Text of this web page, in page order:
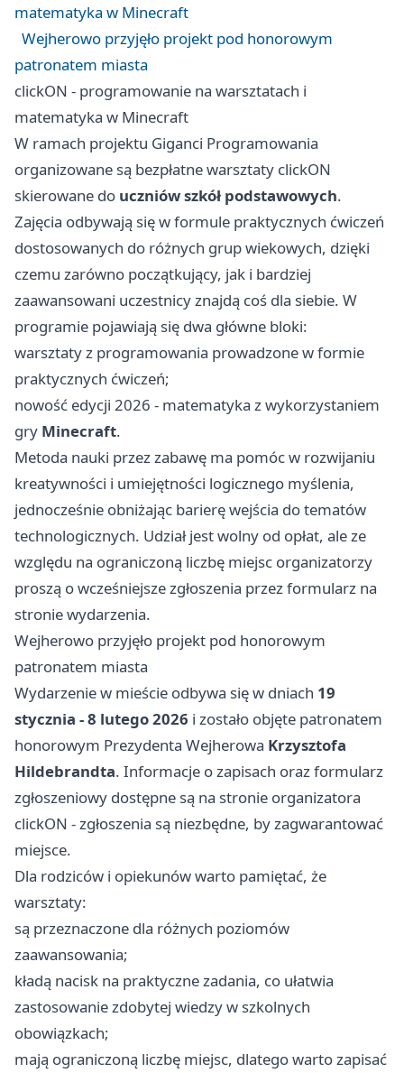
matematyka w Minecraft
Wejherowo przyjęło projekt pod honorowym
patronatem miasta
clickON - programowanie na warsztatach i
matematyka w Minecraft
W ramach projektu Giganci Programowania
organizowane są bezpłatne warsztaty clickON
skierowane do uczniów szkół podstawowych.
Zajęcia odbywają się w formule praktycznych ćwiczeń
dostosowanych do różnych grup wiekowych, dzięki
czemu zarówno początkujący, jak i bardziej
zaawansowani uczestnicy znajdą coś dla siebie. W
programie pojawiają się dwa główne bloki:
warsztaty z programowania prowadzone w formie
praktycznych ćwiczeń;
nowość edycji 2026 - matematyka z wykorzystaniem
gry Minecraft.
Metoda nauki przez zabawę ma pomóc w rozwijaniu
kreatywności i umiejętności logicznego myślenia,
jednocześnie obniżając barierę wejścia do tematów
technologicznych. Udział jest wolny od opłat, ale ze
względu na ograniczoną liczbę miejsc organizatorzy
proszą o wcześniejsze zgłoszenia przez formularz na
stronie wydarzenia.
Wejherowo przyjęło projekt pod honorowym
patronatem miasta
Wydarzenie w mieście odbywa się w dniach 19
stycznia - 8 lutego 2026 i zostało objęte patronatem
honorowym Prezydenta Wejherowa Krzysztofa
Hildebrandta. Informacje o zapisach oraz formularz
zgłoszeniowy dostępne są na stronie organizatora
clickON - zgłoszenia są niezbędne, by zagwarantować
miejsce.
Dla rodziców i opiekunów warto pamiętać, że
warsztaty:
są przeznaczone dla różnych poziomów
zaawansowania;
kładą nacisk na praktyczne zadania, co ułatwia
zastosowanie zdobytej wiedzy w szkolnych
obowiązkach;
mają ograniczoną liczbę miejsc, dlatego warto zapisać